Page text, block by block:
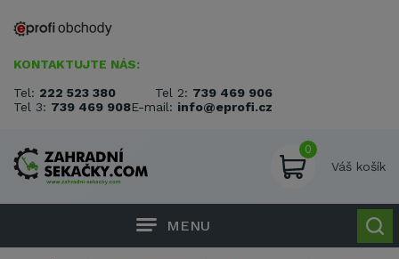
KONTAKTUJTE NÁS:
Tel: 222 523 380 Tel 2: 739 469 906
Tel 3: 739 469 908E-mail: info@eprofi.cz
0
Váš košík
MENU